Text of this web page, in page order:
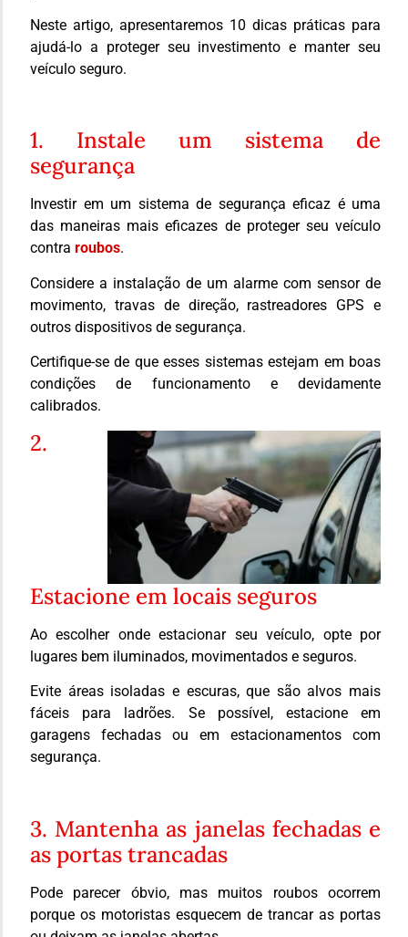
Neste artigo, apresentaremos 10 dicas práticas para
ajudá-lo a proteger seu investimento e manter seu
veículo seguro.
1. Instale um sistema de
segurança
Investir em um sistema de segurança eficaz é uma
das maneiras mais eficazes de proteger seu veículo
contra roubos.
Considere a instalação de um alarme com sensor de
movimento, travas de direção, rastreadores GPS e
outros dispositivos de segurança.
Certifique-se de que esses sistemas estejam em boas
condições de funcionamento e devidamente
calibrados.
2.
Estacione em locais seguros
Ao escolher onde estacionar seu veículo, opte por
lugares bem iluminados, movimentados e seguros.
Evite áreas isoladas e escuras, que são alvos mais
fáceis para ladrões. Se possível, estacione em
garagens fechadas ou em estacionamentos com
segurança.
3. Mantenha as janelas fechadas e
as portas trancadas
Pode parecer óbvio, mas muitos roubos ocorrem
porque os motoristas esquecem de trancar as portas